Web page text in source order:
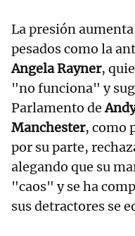
La presión
pesados como la
Angela Rayner,
"no funciona" y
Parlamento de
Manchester, como
por su parte,
alegando que su
"caos" y se ha
sus detractores se